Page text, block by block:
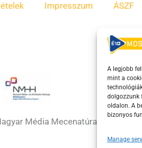
A legjobb
mint a
dolgozzunk
oldalon. A
bizonyos
Manage
Impresszum ÁSZF
Média Mecenatúra program